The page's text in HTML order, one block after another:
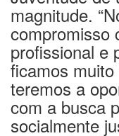
magnitude.
compromisso
profissional e
ficamos
teremos a
com a busca
socialmente